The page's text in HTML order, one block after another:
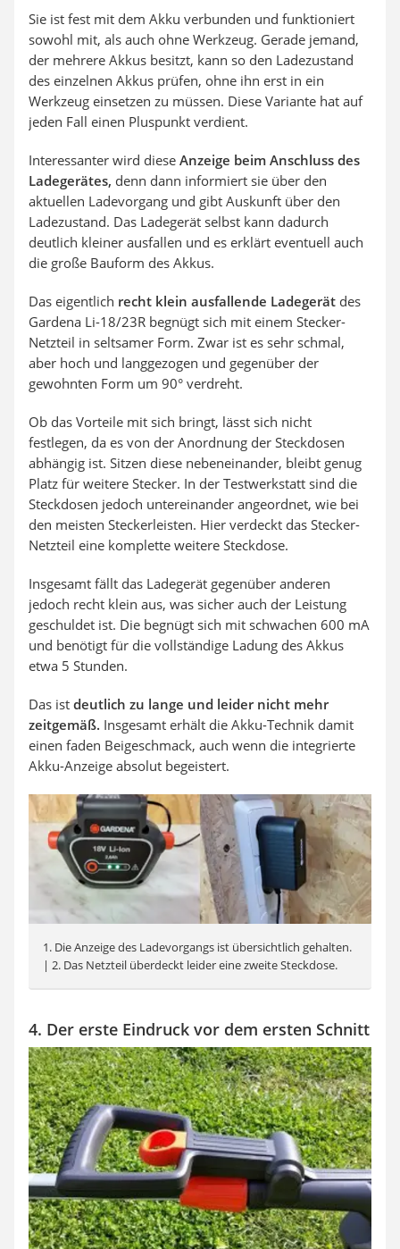
Sie ist fest mit dem Akku verbunden und funktioniert
sowohl mit, als auch ohne Werkzeug. Gerade jemand,
der mehrere Akkus besitzt, kann so den Ladezustand
des einzelnen Akkus prüfen, ohne ihn erst in ein
Werkzeug einsetzen zu müssen. Diese Variante hat auf
jeden Fall einen Pluspunkt verdient.
Interessanter wird diese Anzeige beim Anschluss des
Ladegerätes, denn dann informiert sie über den
aktuellen Ladevorgang und gibt Auskunft über den
Ladezustand. Das Ladegerät selbst kann dadurch
deutlich kleiner ausfallen und es erklärt eventuell auch
die große Bauform des Akkus.
Das eigentlich recht klein ausfallende Ladegerät des
Gardena Li-18/23R begnügt sich mit einem Stecker-
Netzteil in seltsamer Form. Zwar ist es sehr schmal,
aber hoch und langgezogen und gegenüber der
gewohnten Form um 90° verdreht.
Ob das Vorteile mit sich bringt, lässt sich nicht
festlegen, da es von der Anordnung der Steckdosen
abhängig ist. Sitzen diese nebeneinander, bleibt genug
Platz für weitere Stecker. In der Testwerkstatt sind die
Steckdosen jedoch untereinander angeordnet, wie bei
den meisten Steckerleisten. Hier verdeckt das Stecker-
Netzteil eine komplette weitere Steckdose.
Insgesamt fällt das Ladegerät gegenüber anderen
jedoch recht klein aus, was sicher auch der Leistung
geschuldet ist. Die begnügt sich mit schwachen 600 mA
und benötigt für die vollständige Ladung des Akkus
etwa 5 Stunden.
Das ist deutlich zu lange und leider nicht mehr
zeitgemäß. Insgesamt erhält die Akku-Technik damit
einen faden Beigeschmack, auch wenn die integrierte
Akku-Anzeige absolut begeistert.
1. Die Anzeige des Ladevorgangs ist übersichtlich gehalten.
| 2. Das Netzteil überdeckt leider eine zweite Steckdose.
4. Der erste Eindruck vor dem ersten Schnitt